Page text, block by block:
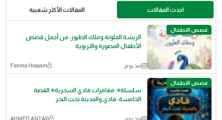
احدث المقالات المقالات الأكثر شعبية
قصص الاطفال
الريشة الملونة وملك الطيور: من أجمل قصص
الأطفال المصورة والتربوية
منذ يوم Fatima Hossam
قصص الاطفال
سلسلة⭐ مغامرات فادي السحرية⭐ القصة
الخامسة: فادي والمدينة تحت البحر
منذ يوم AHMED ANTAR